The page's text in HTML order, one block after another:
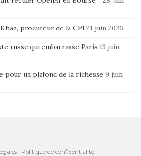
procureur de la CPI 21 juin 2026
russe qui embarrasse Paris 13 juin
pour un plafond de la richesse 9 juin
| Politique de confidentialité